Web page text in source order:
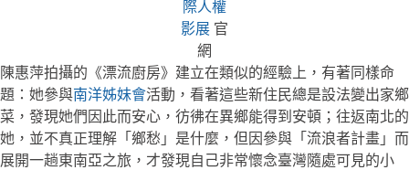
際人權
影展 官
網
陳惠萍拍攝的《漂流廚房》建立在類似的經驗上，有著同樣命
題：她參與南洋姊妹會活動，看著這些新住民總是設法變出家鄉
菜，發現她們因此而安心，彷彿在異鄉能得到安頓；往返南北的
她，並不真正理解「鄉愁」是什麼，但因參與「流浪者計畫」而
展開一趟東南亞之旅，才發現自己非常懷念臺灣隨處可見的小